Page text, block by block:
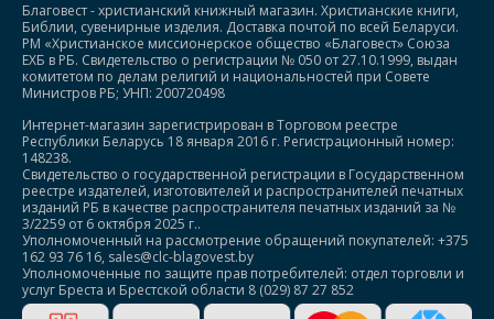
Благовест - христианский книжный магазин. Христианские книги,
Библии, сувенирные изделия. Доставка почтой по всей Беларуси.
РМ «Христианское миссионерское общество «Благовест» Союза
ЕХБ в РБ. Свидетельство о регистрации № 050 от 27.10.1999, выдан
комитетом по делам религий и национальностей при Совете
Министров РБ; УНП: 200720498
Интернет-магазин зарегистрирован в Торговом реестре
Республики Беларусь 18 января 2016 г. Регистрационный номер:
148238.
Свидетельство о государственной регистрации в Государственном
реестре издателей, изготовителей и распространителей печатных
изданий РБ в качестве распространителя печатных изданий за №
3/2259 от 6 октября 2025 г..
Уполномоченный на рассмотрение обращений покупателей: +375
162 93 76 16, sales@clc-blagovest.by
Уполномоченные по защите прав потребителей: отдел торговли и
услуг Бреста и Брестской области 8 (029) 87 27 852